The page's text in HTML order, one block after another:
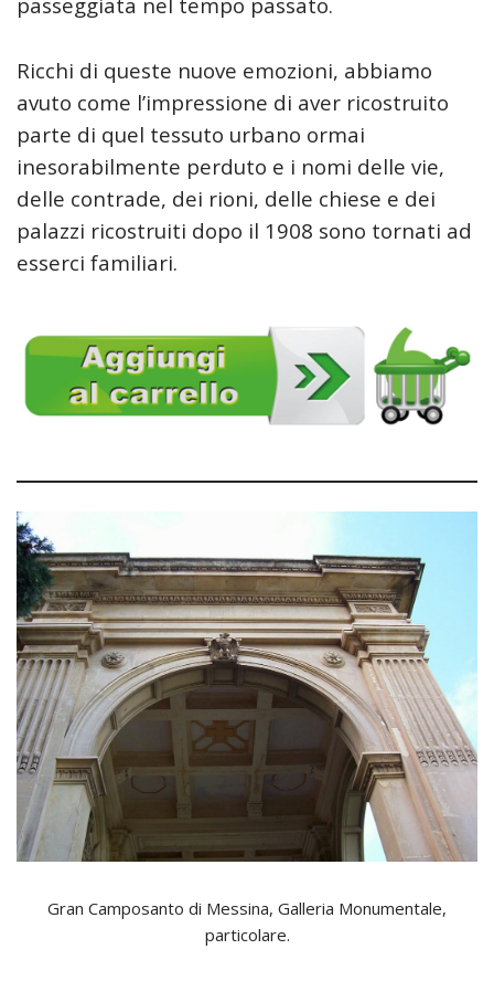
Ricchi di queste nuove emozioni, abbiamo
avuto come l’impressione di aver ricostruito
parte di quel tessuto urbano ormai
inesorabilmente perduto e i nomi delle vie,
delle contrade, dei rioni, delle chiese e dei
palazzi ricostruiti dopo il 1908 sono tornati ad
esserci familiari.
Gran Camposanto di Messina, Galleria Monumentale,
particolare.